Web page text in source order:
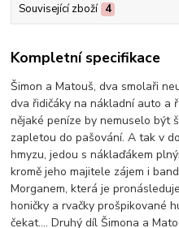
Související zboží 4
Kompletní specifikace
Šimon a Matouš, dva smolaři
dva řidičáky na nákladní auto a
nějaké peníze by nemuselo být
zapletou do pašování. A tak v
hmyzu, jedou s náklaďákem
kromě jeho majitele zájem i
Morganem, která je
honičky a rvačky prošpikované
čekat.... Druhý díl Šimona a